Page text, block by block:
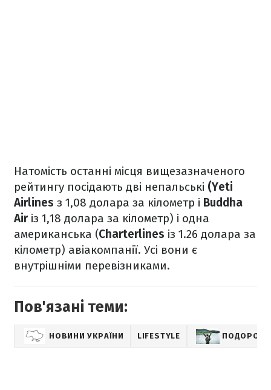
Натомість останні місця вищезазначеного
рейтингу посідають дві непальські (Yeti
Airlines з 1,08 долара за кілометр і Buddha
Airіз 1,18 долара за кілометр) і одна
американська (Charterlines із 1.26 долара за
кілометр) авіакомпанії. Усі вони є
внутрішніми перевізниками.
Пов'язані теми:
НОВИНИ УКРАЇНИ LIFESTYLE ПОДОРОЖІ